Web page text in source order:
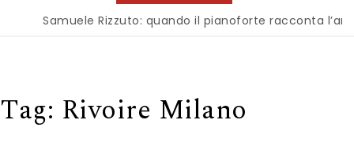
Samuele Rizzuto: quando il pianoforte racconta l’anima
Tag: Rivoire Milano